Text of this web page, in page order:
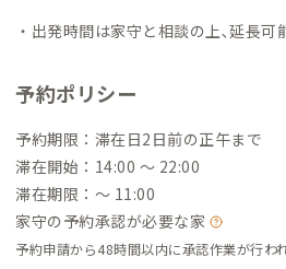
・出発時間は家守と相談の上､延長可
予約ポリシー
予約期限：滞在日2日前の正午まで
滞在開始：14:00 〜 22:00
滞在期限：〜 11:00
家守の予約承認が必要な家
予約申請から48時間以内に承認作業が行わ